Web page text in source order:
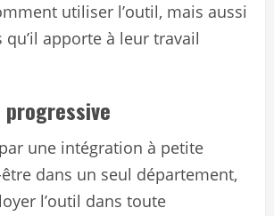
utiliser l’outil, mais aussi
qu’il apporte à leur travail
une intégration à petite
dans un seul département,
l’outil dans toute